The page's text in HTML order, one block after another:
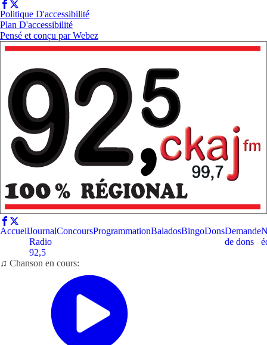
Politique D'accessibilité
Plan D'accessibilité
Pensé et conçu parWebez
AccueilJournal
Radio
92,5
ConcoursProgrammationBaladosBingoDonsDemande
de dons
♫ Chanson en cours: